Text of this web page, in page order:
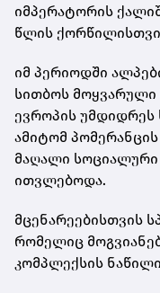
იმპერატორის
წლის
იმ პერიოდში
სითბოს
ევროპის უმდიდრეს
ამიტომ
მაღალი
ითვლებოდა.
მცენარეებისთვის
რომელიც
კომპლექსის